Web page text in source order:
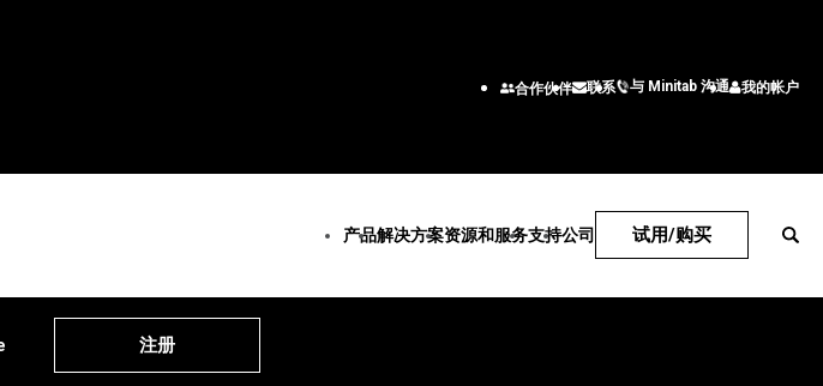
合作伙伴 联系 与 Minitab 沟通 我的帐户
产品
所有产品
解决方案资源和服务
所有资源和服务
支持
技术支持
公司
公司
试用/购买
注册